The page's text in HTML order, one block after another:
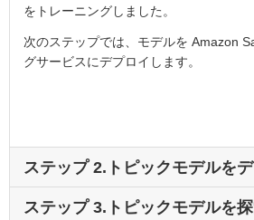
をトレーニングしました。
次のステップでは、モデルを Amazon
グサービスにデプロイします。
ステップ 2.トピックモデルを
ステップ 2.トピックモデルを
ステップ 3.トピックモデルを